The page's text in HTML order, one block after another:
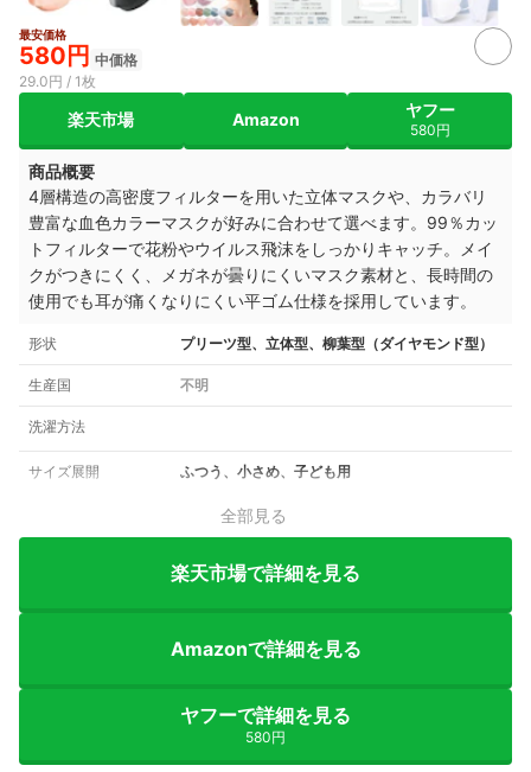
最安価格
580円 中価格
29.0円 / 1枚
楽天市場 Amazon ヤフー
580円
商品概要
4層構造の高密度フィルターを用いた立体マスクや、カラバリ
豊富な血色カラーマスクが好みに合わせて選べます。99％カッ
トフィルターで花粉やウイルス飛沫をしっかりキャッチ。メイ
クがつきにくく、メガネが曇りにくいマスク素材と、長時間の
使用でも耳が痛くなりにくい平ゴム仕様を採用しています。
形状 プリーツ型、立体型、柳葉型（ダイヤモンド型）
生産国 不明
洗濯方法
サイズ展開 ふつう、小さめ、子ども用
全部見る
楽天市場で詳細を見る
Amazonで詳細を見る
ヤフーで詳細を見る
580円